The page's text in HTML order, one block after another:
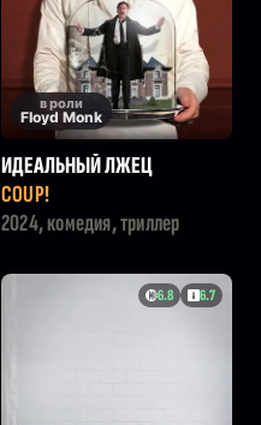
в роли
Floyd Monk
ИДЕАЛЬНЫЙ ЛЖЕЦ
COUP!
2024, комедия, триллер
6.8 6.7